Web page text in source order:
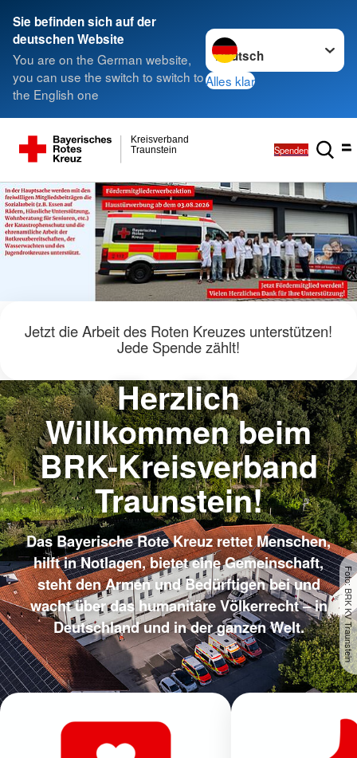
Sie befinden sich auf der
deutschen Website
You are on the German website,
you can use the switch to switch to
the English one
Sprache wechseln zu
Alles klar
Traunstein
Kreisverband
Spenden
Jetzt die Arbeit des Roten Kreuzes unterstützen!
Jede Spende zählt!
Foto: BRK KV Traunstein
Herzlich
Willkommen beim
BRK-Kreisverband
Traunstein!
Das Bayerische Rote Kreuz rettet Menschen,
hilft in Notlagen, bietet eine Gemeinschaft,
steht den Armen und Bedürftigen bei und
wacht über das humanitäre Völkerrecht – in
Deutschland und in der ganzen Welt.